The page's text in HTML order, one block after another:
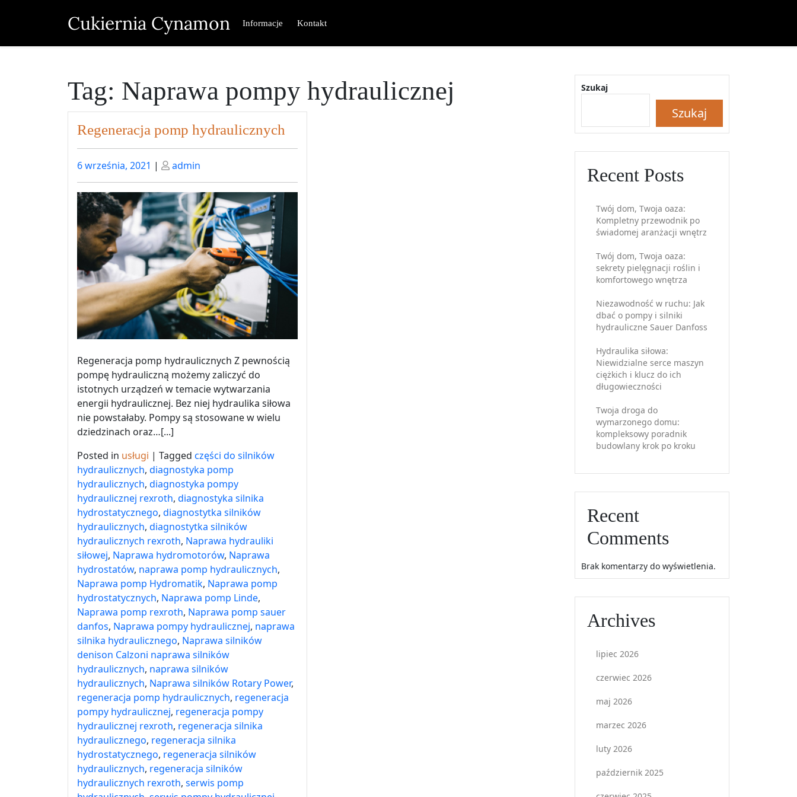
Cukiernia Cynamon Informacje Kontakt
Tag: Naprawa pompy hydraulicznej
Regeneracja pomp hydraulicznych
Posted
on
6 września, 2021 | Posted
on
admin
Regeneracja pomp hydraulicznych Z pewnością
pompę hydrauliczną możemy zaliczyć do
istotnych urządzeń w temacie wytwarzania
energii hydraulicznej. Bez niej hydraulika siłowa
nie powstałaby. Pompy są stosowane w wielu
dziedzinach oraz…[...]
Posted in usługi | Tagged części do silników
hydraulicznych, diagnostyka pomp
hydraulicznych, diagnostyka pompy
hydraulicznej rexroth, diagnostyka silnika
hydrostatycznego, diagnostytka silników
hydraulicznych, diagnostytka silników
hydraulicznych rexroth, Naprawa hydrauliki
siłowej, Naprawa hydromotorów, Naprawa
hydrostatów, naprawa pomp hydraulicznych,
Naprawa pomp Hydromatik, Naprawa pomp
hydrostatycznych, Naprawa pomp Linde,
Naprawa pomp rexroth, Naprawa pomp sauer
danfos, Naprawa pompy hydraulicznej, naprawa
silnika hydraulicznego, Naprawa silników
denison Calzoni naprawa silników
hydraulicznych, naprawa silników
hydraulicznych, Naprawa silników Rotary Power,
regeneracja pomp hydraulicznych, regeneracja
pompy hydraulicznej, regeneracja pompy
hydraulicznej rexroth, regeneracja silnika
hydraulicznego, regeneracja silnika
hydrostatycznego, regeneracja silników
hydraulicznych, regeneracja silników
hydraulicznych rexroth, serwis pomp
Szukaj
Szukaj
Recent Posts
Twój dom, Twoja oaza:
Kompletny przewodnik po
świadomej aranżacji wnętrz
Twój dom, Twoja oaza:
sekrety pielęgnacji roślin i
komfortowego wnętrza
Niezawodność w ruchu: Jak
dbać o pompy i silniki
hydrauliczne Sauer Danfoss
Hydraulika siłowa:
Niewidzialne serce maszyn
ciężkich i klucz do ich
długowieczności
Twoja droga do
wymarzonego domu:
kompleksowy poradnik
budowlany krok po kroku
Recent
Comments
Brak komentarzy do wyświetlenia.
Archives
lipiec 2026
czerwiec 2026
maj 2026
marzec 2026
luty 2026
październik 2025